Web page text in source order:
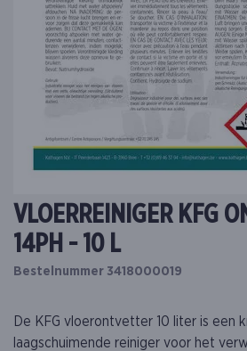
VLOERREINIGER KFG
14PH - 10 L
Bestelnummer 3418000019
De KFG vloerontvetter 10 liter is een
laagschuimende reiniger voor het